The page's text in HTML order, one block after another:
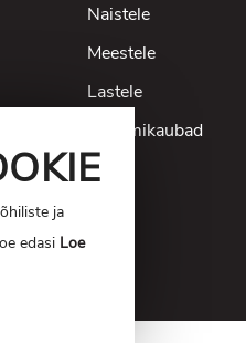
ja
edasi Loe
Naistele
Meestele
Lastele
Turismikaubad